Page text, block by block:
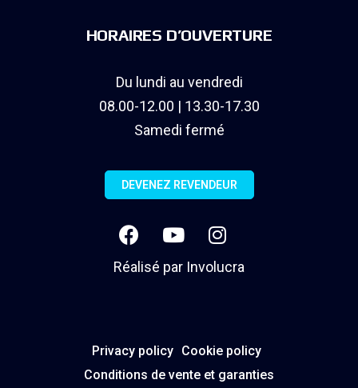
HORAIRES D’OUVERTURE
Du lundi au vendredi
08.00-12.00 | 13.30-17.30
Samedi fermé
DEVENEZ REVENDEUR
Réalisé par Involucra
Privacy policy Cookie policy
Conditions de vente et garanties